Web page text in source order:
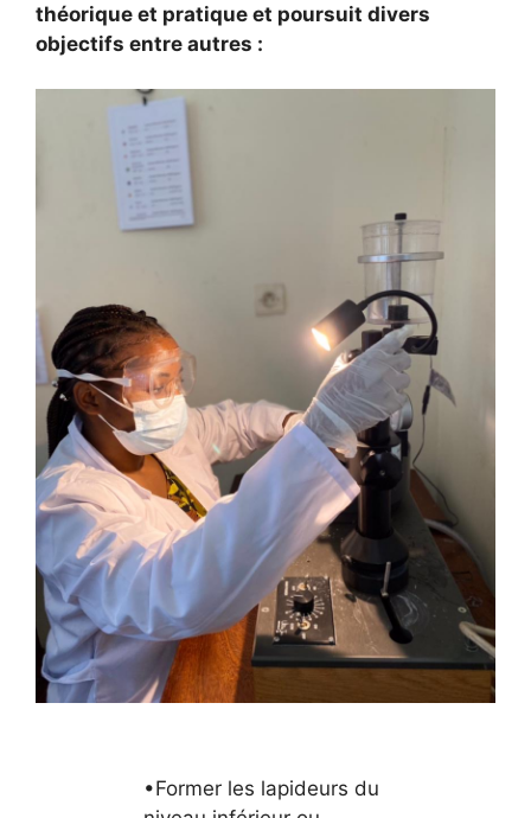
théorique et pratique et poursuit divers
objectifs entre autres :
•Former les lapideurs du